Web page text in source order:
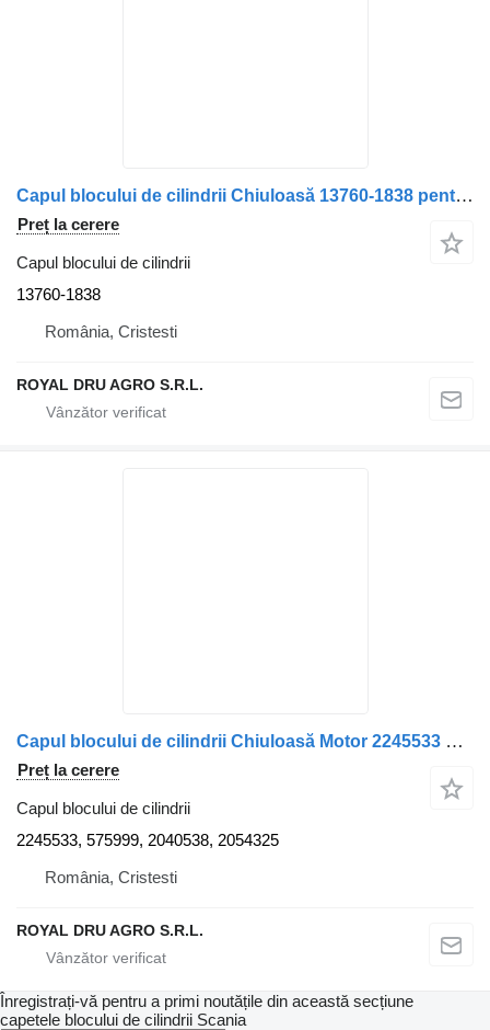
Capul blocului de cilindrii Chiuloasă 13760-1838 pentru camion Scania 13760 1838
Preț la cerere
Capul blocului de cilindrii
13760-1838
România, Cristesti
ROYAL DRU AGRO S.R.L.
Capul blocului de cilindrii Chiuloasă Motor 2245533 pentru camion Scania 2245533 575999 2040538 2054325
Preț la cerere
Capul blocului de cilindrii
2245533, 575999, 2040538, 2054325
România, Cristesti
ROYAL DRU AGRO S.R.L.
Înregistrați-vă pentru a primi noutățile din această secțiune
capetele blocului de cilindrii Scania